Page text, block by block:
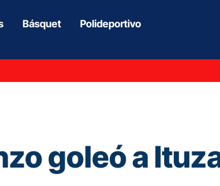
Básquet Polideportivo
goleó a